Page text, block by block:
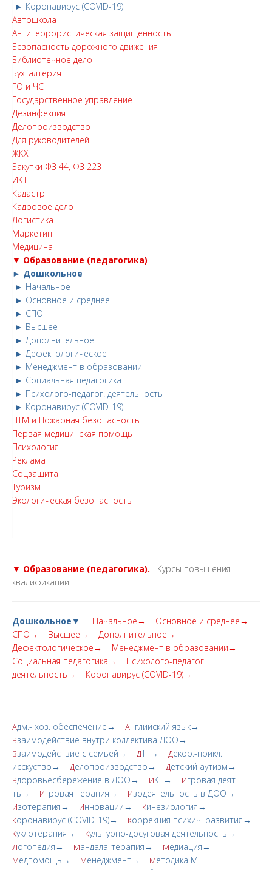
► Коронавирус (COVID-19)
Автошкола
Антитеррористическая защищённость
Безопасность дорожного движения
Библиотечное дело
Бухгалтерия
ГО и ЧС
Государственное управление
Дезинфекция
Делопроизводство
Для руководителей
ЖКХ
Закупки ФЗ 44, ФЗ 223
ИКТ
Кадастр
Кадровое дело
Логистика
Маркетинг
Медицина
▼ Образование (педагогика)
► Дошкольное
► Начальное
► Основное и среднее
► СПО
► Высшее
► Дополнительное
► Дефектологическое
► Менеджмент в образовании
► Социальная педагогика
► Психолого-педагог. деятельность
► Коронавирус (COVID-19)
ПТМ и Пожарная безопасность
Первая медицинская помощь
Психология
Реклама
Соцзащита
Туризм
Экологическая безопасность
▼ Образование (педагогика).
Курсы повышения
квалификации.
Дошкольное▼ Начальное→
Основное и среднее→
СПО→
Высшее→
Дополнительное→
Дефектологическое→
Менеджмент в образовании→
Социальная педагогика→
Психолого-педагог.
деятельность→
Коронавирус (COVID-19)→
Адм.- хоз. обеспечение→ Английский язык→
Взаимодействие внутри коллектива ДОО→
Взаимодействие с семьёй→ ДТТ→ Декор.-прикл.
исскуство→
Делопроизводство→ Детский аутизм→
Здоровьесбережение в ДОО→ ИКТ→ Игровая деят-
ть→
Игровая терапия→ Изодеятельность в ДОО→
Изотерапия→ Инновации→ Кинезиология→
Коронавирус (COVID-19)→ Коррекция психич. развития→
Куклотерапия→ Культурно-досуговая деятельность→
Логопедия→ Мандала-терапия→ Медиация→
Медпомощь→ Менеджмент→ Методика М.